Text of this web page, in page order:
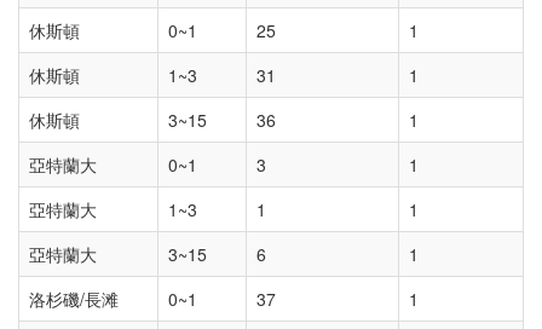
休斯頓
0~1 25
1
休斯頓
1~3 31
1
休斯頓
3~15 36
1
亞特蘭大
0~1 3
1
亞特蘭大
1~3 1
1
亞特蘭大
3~15 6
1
洛杉磯/長滩
0~1 37
1